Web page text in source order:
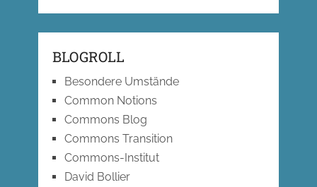
BLOGROLL
Besondere Umstände
Common Notions
Commons Blog
Commons Transition
Commons-Institut
David Bollier